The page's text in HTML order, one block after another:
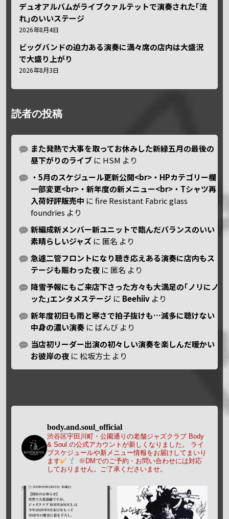
デュオアルバムがライブクァルテットで演奏された｢流
れ｣のいいステージ
2026年8月4日
ビッグバンドの迫力ある演奏に満々席の店内は大盛況
で大盛り上がり
2026年8月3日
読者の投稿
また発熱で大事を取ってお休みした新緑五月の最後の
昼下がりのライブ に HSM より
・5月のスケジュール更新公開<br>・HPカテゴリー欄
一部変更<br>・新年度の新メニュー<br>・Tシャツ再
入荷好評販売中 にfire Resistant Fabric glass
foundries より
新編成新メンバー新ユニットで臨んだバランスのいい
素晴らしいジャズ に 匿名 より
急遽二管フロントになり聴き応えある演奏に店内もス
テージも賑わった夜 に 匿名 より
降雪予報にもご来店下さった方々も大満足の｢ノリにノ
ッた｣エンタメステージ に Beehiiv より
新年度初日も雨と寒さで拍子抜けも…滅多に聴けない
中身の濃い演奏 に ばんび より
当店初リーダー出演の初々しい演奏を楽しんだ暖かい
お彼岸の夜 に松坂方士 より
body.and.soul_official
渋谷区宇田川町・公園通りの老舗ジャズクラブ Body
& Soul の公式アカウントが新しくなりました。
ライ
ブスケジュールや新メニュー情報をお届けしてまいり
ます
※DMでのご予約・お問い合わせには対応
しておりません。ご了承くださいませ。